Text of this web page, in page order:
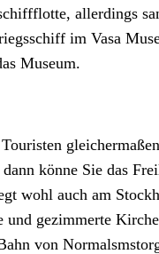
allerdings
im Vasa
Museum.
könne Sie das
wohl auch am
und gezimmerte
von